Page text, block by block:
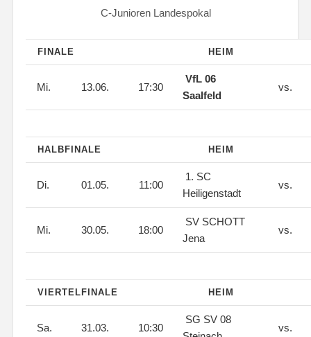
C-Junioren Landespokal
FINALE HEIM
Mi. 13.06. 17:30
VfL 06
Saalfeld
vs.
HALBFINALE HEIM
Di. 01.05. 11:00
1. SC
Heiligenstadt
vs.
Mi. 30.05. 18:00
SV SCHOTT
Jena
vs.
VIERTELFINALE HEIM
Sa. 31.03. 10:30
SG SV 08
vs.